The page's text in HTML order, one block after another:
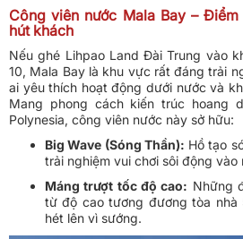
Công viên nước Mala Bay –
hút khách
Nếu ghé Lihpao Land Đài Trung vào
10, Mala Bay là khu vực rất đáng trải
ai yêu thích hoạt động dưới nước và
Mang phong cách kiến trúc hoang
Polynesia, công viên nước này sở hữu:
Big Wave (Sóng Thần): Hồ tạo
trải nghiệm vui chơi sôi động vào
Máng trượt tốc độ cao: Những
từ độ cao tương đương tòa nhà
hét lên vì sướng.